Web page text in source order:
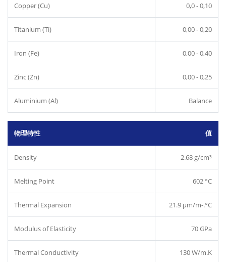
Copper (Cu) 0,0 - 0,10
Titanium (Ti) 0,00 - 0,20
Iron (Fe) 0,00 - 0,40
Zinc (Zn) 0,00 - 0,25
Aluminium (Al) Balance
物理特性 值
Density 2.68 g/cm³
Melting Point 602 °C
Thermal Expansion 21.9 µm/m-.°C
Modulus of Elasticity 70 GPa
Thermal Conductivity 130 W/m.K